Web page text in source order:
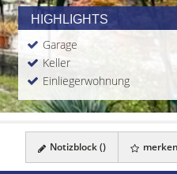
HIGHLIGHTS
Garage
Keller
Einliegerwohnung
Notizblock () merken